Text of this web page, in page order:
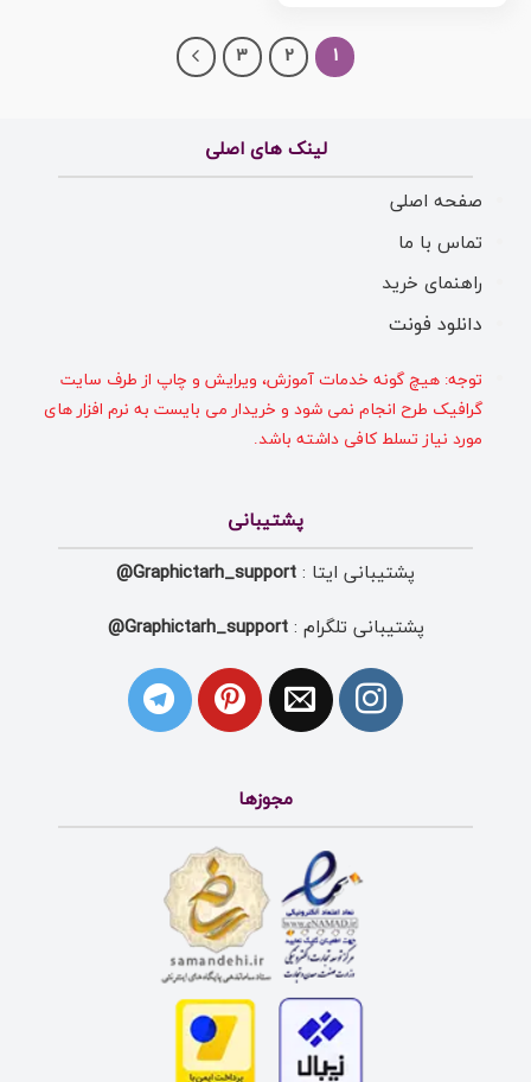
1
2
3
لینک های اصلی
صفحه اصلی
تماس با ما
راهنمای خرید
دانلود فونت
توجه: هیچ گونه خدمات آموزش، ویرایش و چاپ از طرف سایت
گرافیک طرح انجام نمی شود و خریدار می بایست به نرم افزار های
مورد نیاز تسلط کافی داشته باشد.
پشتیبانی
پشتیبانی ایتا : Graphictarh_support@
پشتیبانی تلگرام :Graphictarh_support@
مجوزها